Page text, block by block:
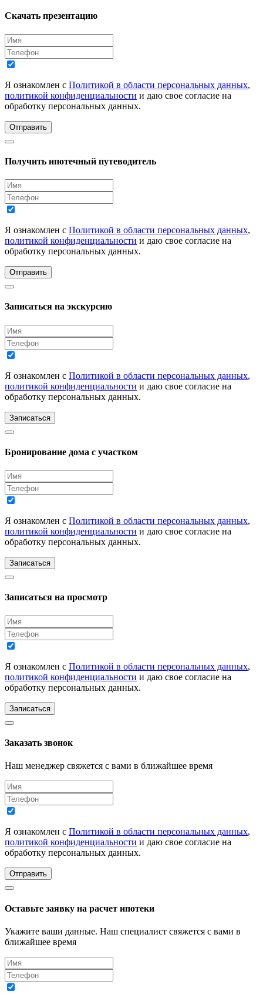
Скачать презентацию
Я ознакомлен с Политикой в области персональных данных,
политикой конфиденциальности и даю свое согласие на
обработку персональных данных.
Отправить
Получить ипотечный путеводитель
Я ознакомлен с Политикой в области персональных данных,
политикой конфиденциальности и даю свое согласие на
обработку персональных данных.
Отправить
Записаться на экскурсию
Я ознакомлен с Политикой в области персональных данных,
политикой конфиденциальности и даю свое согласие на
обработку персональных данных.
Записаться
Бронирование дома с участком
Я ознакомлен с Политикой в области персональных данных,
политикой конфиденциальности и даю свое согласие на
обработку персональных данных.
Записаться
Записаться на просмотр
Я ознакомлен с Политикой в области персональных данных,
политикой конфиденциальности и даю свое согласие на
обработку персональных данных.
Записаться
Заказать звонок
Наш менеджер свяжется с вами в ближайшее время
Я ознакомлен с Политикой в области персональных данных,
политикой конфиденциальности и даю свое согласие на
обработку персональных данных.
Отправить
Оставьте заявку на расчет ипотеки
Укажите ваши данные. Наш специалист свяжется с вами в
ближайшее время